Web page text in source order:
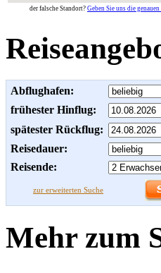
der falsche Standort? Geben Sie uns die
Abflughafen:
frühester Hinflug:
spätester Rückflug:
Reisedauer:
Reisende:
zur erweiterten Suche
Mehr zum